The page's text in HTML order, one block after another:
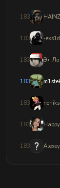
1831
1832 -
1833 Эл
1834
1835
1836 Happy.
1837 Alexey